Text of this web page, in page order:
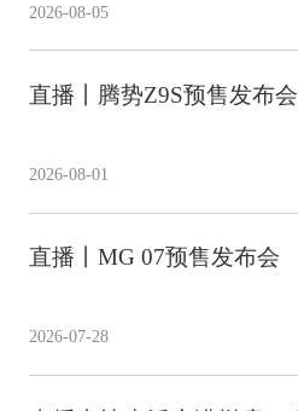
2026-08-05
直播丨腾势Z9S预售发布会
2026-08-01
直播丨MG 07预售发布会
2026-07-28